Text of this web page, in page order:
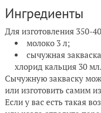
Ингредиенты
Для изготовления 350-
молоко 3 л;
сычужная
хлорид кальция 30 мл.
Сычужную закваску
или изготовить самим
Если у вас есть такая